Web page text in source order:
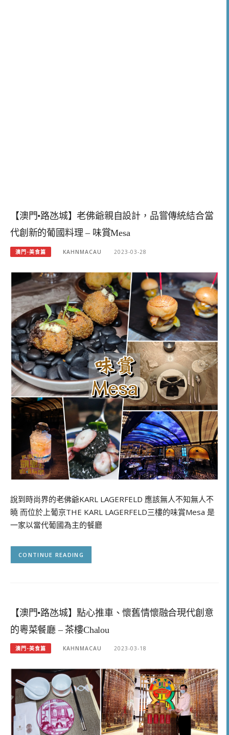
【澳門•路氹城】老佛爺親自設計，品嘗傳統結合當
代創新的葡國料理 – 味賞Mesa
澳門-美食篇 KAHNMACAU 2023-03-28
說到時尚界的老佛爺KARL LAGERFELD 應該無人不知無人不
曉 而位於上葡京THE KARL LAGERFELD三樓的味賞Mesa 是
一家以當代葡國為主的餐廳
CONTINUE READING
【澳門•路氹城】點心推車、懷舊情懷融合現代創意
的粵菜餐廳 – 茶樓Chalou
澳門-美食篇 KAHNMACAU 2023-03-18